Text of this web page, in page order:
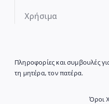
Χρήσιμα
Πληροφορίες και συμβουλές
τη μητέρα, τον πατέρα.
Όροι